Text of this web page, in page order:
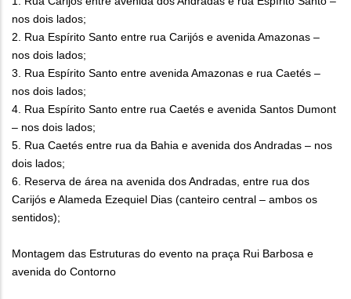
nos dois lados;
2. Rua Espírito Santo entre rua Carijós e avenida Amazonas –
nos dois lados;
3. Rua Espírito Santo entre avenida Amazonas e rua Caetés –
nos dois lados;
4. Rua Espírito Santo entre rua Caetés e avenida Santos Dumont
– nos dois lados;
5. Rua Caetés entre rua da Bahia e avenida dos Andradas – nos
dois lados;
6. Reserva de área na avenida dos Andradas, entre rua dos
Carijós e Alameda Ezequiel Dias (canteiro central – ambos os
sentidos);
Montagem das Estruturas do evento na praça Rui Barbosa e
avenida do Contorno